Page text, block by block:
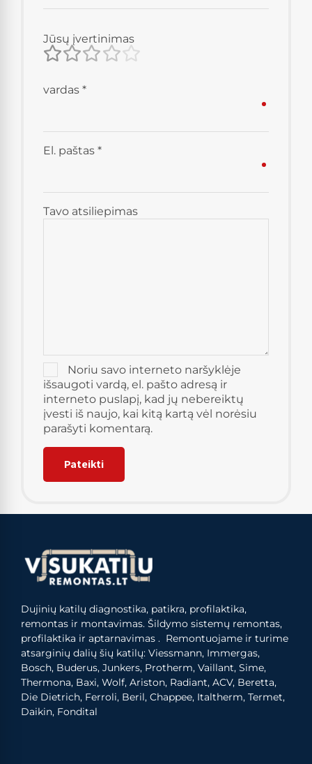
Jūsų įvertinimas
Tavo atsiliepimas
vardas *
El. paštas *
Noriu savo interneto naršyklėje
išsaugoti vardą, el. pašto adresą ir
interneto puslapį, kad jų nebereiktų
įvesti iš naujo, kai kitą kartą vėl norėsiu
parašyti komentarą.
Dujinių katilų diagnostika, patikra, profilaktika,
remontas ir montavimas. Šildymo sistemų remontas,
profilaktika ir aptarnavimas . Remontuojame ir turime
atsarginių dalių šių katilų: Viessmann, Immergas,
Bosch, Buderus, Junkers, Protherm, Vaillant, Sime,
Thermona, Baxi, Wolf, Ariston, Radiant, ACV, Beretta,
Die Dietrich, Ferroli, Beril, Chappee, Italtherm, Termet,
Daikin, Fondital